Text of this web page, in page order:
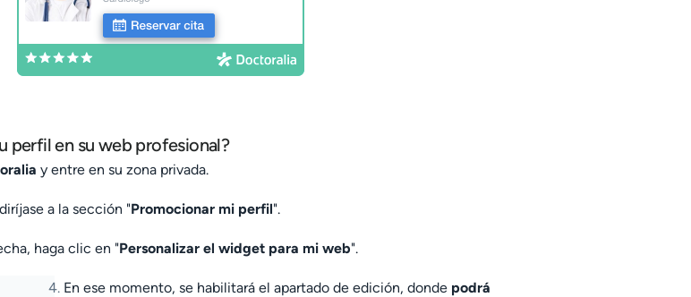
perfil en su web profesional?
y entre en su zona privada.
a la sección "Promocionar mi perfil".
haga clic en "Personalizar el widget para mi web".
En ese momento, se habilitará el apartado de edición, donde podrá